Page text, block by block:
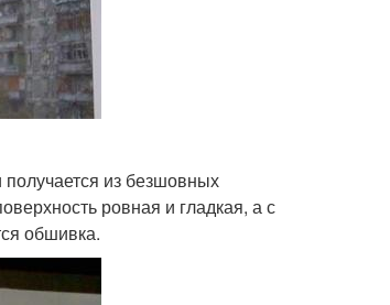
из безшовных
ровная и гладкая, а с
обшивка.